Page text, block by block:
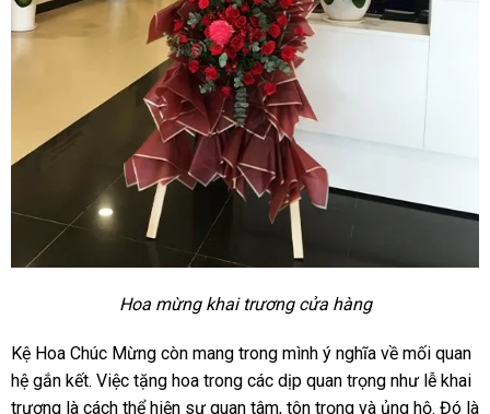
Hoa mừng khai trương cửa hàng
Kệ Hoa Chúc Mừng còn mang trong mình ý nghĩa về mối quan
hệ gắn kết. Việc tặng hoa trong các dịp quan trọng như lễ khai
trương là cách thể hiện sự quan tâm, tôn trọng và ủng hộ. Đó là